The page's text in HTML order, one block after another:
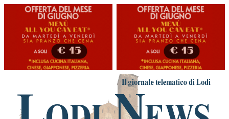
HOME
CRONACA